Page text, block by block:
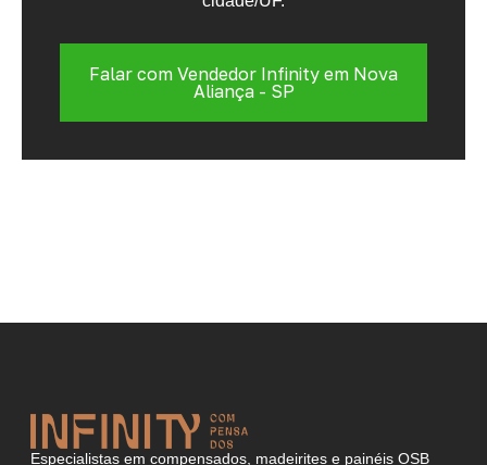
Falar com Vendedor Infinity em Nova
Aliança - SP
Especialistas em compensados, madeirites e painéis OSB